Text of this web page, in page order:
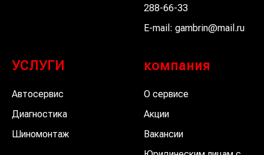
288-66-33
E-mail: gambrin@mail.ru
УСЛУГИ
Автосервис
Диагностика
Шиномонтаж
компания
О сервисе
Акции
Вакансии